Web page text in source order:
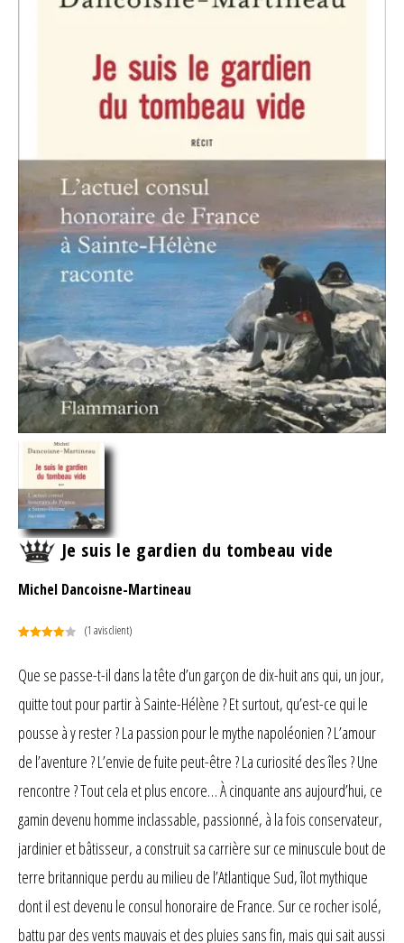
Je suis le gardien du tombeau vide
Michel Dancoisne-Martineau
basé
sur
notation
client
(1 avis client)
Que se passe-t-il dans la tête d’un garçon de dix-huit ans qui, un jour,
quitte tout pour partir à Sainte-Hélène ? Et surtout, qu’est-ce qui le
pousse à y rester ? La passion pour le mythe napoléonien ? L’amour
de l’aventure ? L’envie de fuite peut-être ? La curiosité des îles ? Une
rencontre ? Tout cela et plus encore… À cinquante ans aujourd’hui, ce
gamin devenu homme inclassable, passionné, à la fois conservateur,
jardinier et bâtisseur, a construit sa carrière sur ce minuscule bout de
terre britannique perdu au milieu de l’Atlantique Sud, îlot mythique
dont il est devenu le consul honoraire de France. Sur ce rocher isolé,
battu par des vents mauvais et des pluies sans fin, mais qui sait aussi